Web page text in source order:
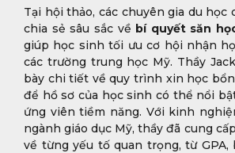
Tại hội thảo, các chuyên gia du học
chia sẻ sâu sắc về bí quyết săn
giúp học sinh tối ưu cơ hội nhận
các trường trung học Mỹ. Thầy
bày chi tiết về quy trình xin học
để hồ sơ của học sinh có thể nổi
ứng viên tiềm năng. Với kinh
ngành giáo dục Mỹ, thầy đã cung
về từng yếu tố quan trọng, từ GPA,